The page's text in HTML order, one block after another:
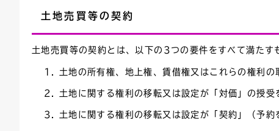
土地売買等の契約
土地売買等の契約とは、以下の3つの要件をすべて満たす
土地の所有権、地上権、賃借権又はこれらの権利
土地に関する権利の移転又は設定が「対価」の授受
土地に関する権利の移転又は設定が「契約」（予